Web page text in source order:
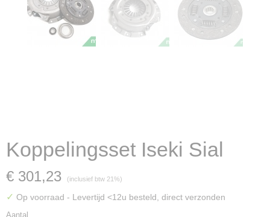
Koppelingsset Iseki Sial
€ 301,23 (inclusief btw 21%)
✓ Op voorraad - Levertijd <12u besteld, direct verzonden
Aantal